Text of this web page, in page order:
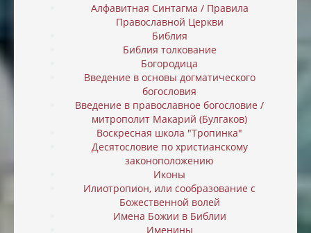
Алфавитная Синтагма / Правила
Православной Церкви
Библия
Библия толкование
Богородица
Введение в основы догматического
богословия
Введение в православное богословие /
митрополит Макарий (Булгаков)
Воскресная школа "Тропинка"
Десятословие по христианскому
законоположению
Иконы
Илиотропион, или cообразование с
Божественной волей
Имена Божии в Библии
Именины